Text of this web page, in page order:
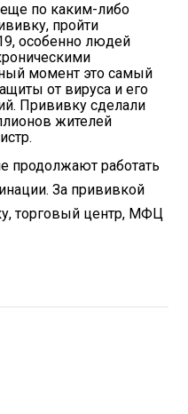
по каким-либо
пройти
особенно людей
момент это самый
от вируса и его
Прививку сделали
жителей
продолжают работать
За прививкой
торговый центр, МФЦ